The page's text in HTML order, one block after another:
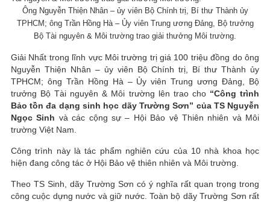
Ông Nguyễn Thiện Nhân – ủy viên Bộ Chính trị, Bí thư Thành ủy
TPHCM; ông Trần Hồng Hà – Ủy viên Trung ương Đảng, Bộ trưởng
Bộ Tài nguyên & Môi trường trao giải thưởng Môi trường.
Giải Nhất trong lĩnh vực Môi trường trị giá 100 triệu đồng do ông
Nguyễn Thiện Nhân – ủy viên Bộ Chính trị, Bí thư Thành ủy
TPHCM; ông Trần Hồng Hà – Ủy viên Trung ương Đảng, Bộ
trưởng Bộ Tài nguyên & Môi trường lên trao cho “Công trình
Bảo tồn đa dạng sinh học dãy Trường Sơn” của TS Nguyễn
Ngọc Sinh và các cộng sự – Hội Bảo vệ Thiên nhiên và Môi
trường Việt Nam.
Công trình này là tác phẩm nghiên cứu của 10 nhà khoa học
hiện đang công tác ở Hội Bảo vệ thiên nhiên và Môi trường.
Theo TS Sinh, dãy Trường Sơn có ý nghĩa rất quan trọng trong
công cuộc dựng nước và giữ nước. Toàn bộ dãy Trường Sơn rất